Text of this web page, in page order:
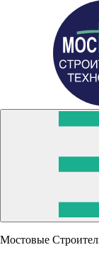
Мостовые